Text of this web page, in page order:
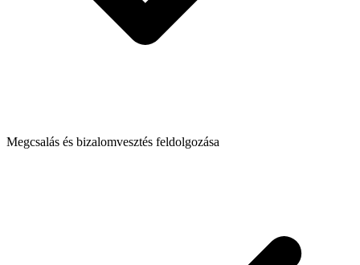
Megcsalás és bizalomvesztés feldolgozása